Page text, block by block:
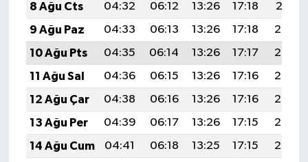
8 Ağu Cts
04:32 06:12 13:26 17:18
20:31
9 Ağu Paz
04:33 06:13 13:26 17:18
20:30
10 Ağu Pts
04:35 06:14 13:26 17:17
20:29
11 Ağu Sal
04:36 06:15 13:26 17:16
20:27
12 Ağu Çar
04:38 06:16 13:26 17:16
20:26
13 Ağu Per
04:39 06:17 13:26 17:15
20:25
14 Ağu Cum
04:41 06:18 13:25 17:15
20:23